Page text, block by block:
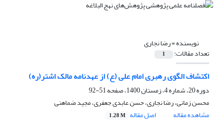
نویسنده =رضا نجاری
تعداد مقالات: 1
اکتشاف الگوی رهبری امام علی (ع) از عهدنامه مالک اشتر(ره)
دوره 20، شماره 4، زمستان 1400، صفحه
51-92
محسن زمانی، رضا نجاری، حسن عابدی جعفری، مجید ضماهنی
مشاهده مقاله
اصل مقاله 1.28 M